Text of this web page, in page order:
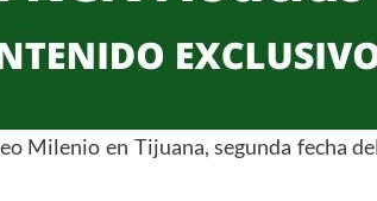
Milenio en Tijuana, segunda fecha